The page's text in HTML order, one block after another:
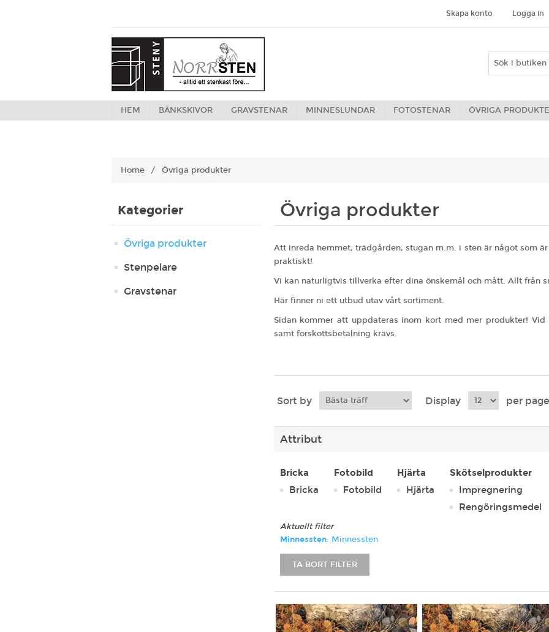
Skapa konto Logga in
HEM BÄNKSKIVOR GRAVSTENAR MINNESLUNDAR FOTOSTENAR ÖVRIGA
Home / Övriga produkter
Kategorier
Övriga produkter
Stenpelare
Gravstenar
Övriga produkter
Att inreda hemmet, trädgården, stugan m.m. i sten är något som
praktiskt!
Vi kan naturligtvis tillverka efter dina önskemål och mått. Allt från
Här finner ni ett utbud utav vårt sortiment.
Sidan kommer att uppdateras inom kort med mer produkter!
samt förskottsbetalning krävs.
Sort by Display per page
Attribut
Bricka
Bricka
Fotobild
Fotobild
Hjärta
Hjärta
Skötselprodukter
Impregnering
Rengöringsmedel
Aktuellt filter
Minnessten: Minnessten
TA BORT FILTER